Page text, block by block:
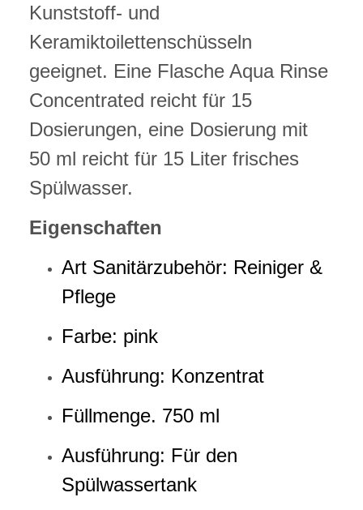
Kunststoff- und
Keramiktoilettenschüsseln
geeignet. Eine Flasche Aqua Rinse
Concentrated reicht für 15
Dosierungen, eine Dosierung mit
50 ml reicht für 15 Liter frisches
Spülwasser.
Eigenschaften
Art Sanitärzubehör: Reiniger &
Pflege
Farbe: pink
Ausführung: Konzentrat
Füllmenge. 750 ml
Ausführung: Für den
Spülwassertank